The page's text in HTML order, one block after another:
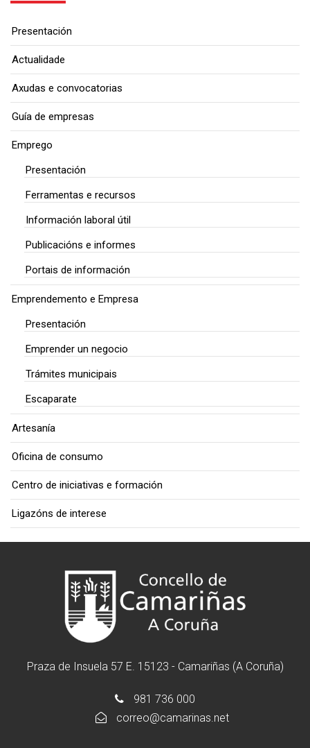
Presentación
Actualidade
Axudas e convocatorias
Guía de empresas
Emprego
Presentación
Ferramentas e recursos
Información laboral útil
Publicacións e informes
Portais de información
Emprendemento e Empresa
Presentación
Emprender un negocio
Trámites municipais
Escaparate
Artesanía
Oficina de consumo
Centro de iniciativas e formación
Ligazóns de interese
Praza de Insuela 57 E. 15123 - Camariñas (A Coruña)
981 736 000
correo@camarinas.net